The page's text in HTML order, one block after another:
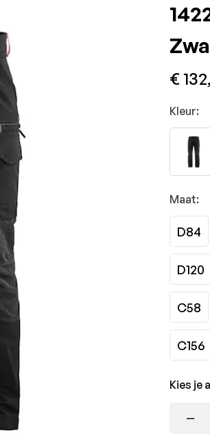
€
Kleur:
Maat:
D84
D120
C58
C156
Kies je